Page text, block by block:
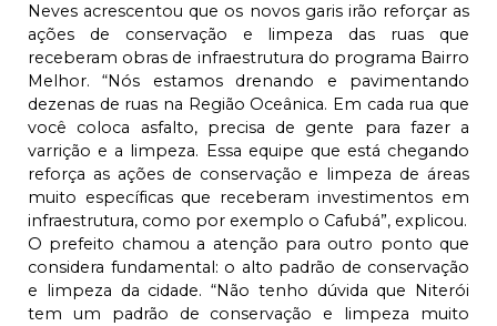
Neves acrescentou que os novos garis irão reforçar as
ações de conservação e limpeza das ruas que
receberam obras de infraestrutura do programa Bairro
Melhor. “Nós estamos drenando e pavimentando
dezenas de ruas na Região Oceânica. Em cada rua que
você coloca asfalto, precisa de gente para fazer a
varrição e a limpeza. Essa equipe que está chegando
reforça as ações de conservação e limpeza de áreas
muito específicas que receberam investimentos em
infraestrutura, como por exemplo o Cafubá”, explicou.
O prefeito chamou a atenção para outro ponto que
considera fundamental: o alto padrão de conservação
e limpeza da cidade. “Não tenho dúvida que Niterói
tem um padrão de conservação e limpeza muito